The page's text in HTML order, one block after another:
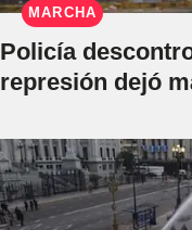
MARCHA
Policía
represión dejó